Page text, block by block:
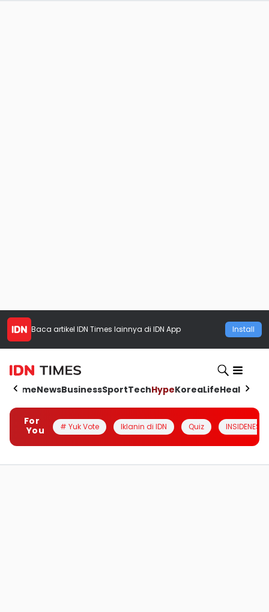
Baca artikel IDN Times lainnya di IDN App Install
HomeNewsBusinessSportTechHypeKoreaLifeHealth
For
You
# Yuk Vote Iklanin di IDN Quiz INSIDENESIA